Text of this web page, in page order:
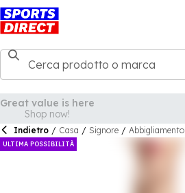
Indietro / Casa / Signore / Abbigliamento
ULTIMA POSSIBILITÀ